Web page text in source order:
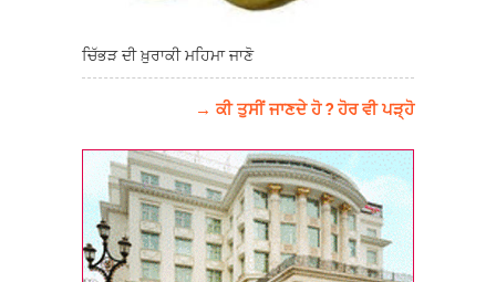
ਚਿੱਭੜ ਦੀ ਖ਼ੁਰਾਕੀ ਮਹਿਮਾ ਜਾਣੋ
→ ਕੀ ਤੁਸੀਂ ਜਾਣਦੇ ਹੋ ? ਹੋਰ ਵੀ ਪੜ੍ਹੋ